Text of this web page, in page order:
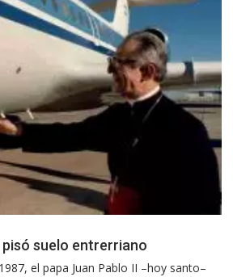
pisó suelo entrerriano
el papa Juan Pablo II –hoy santo–